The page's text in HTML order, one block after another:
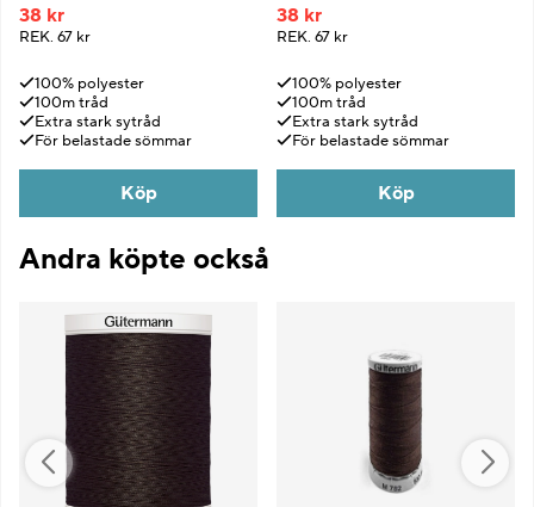
38 kr
REK. 67 kr
100% polyester
100m tråd
Extra stark sytråd
För belastade sömmar
Köp
38 kr
REK. 67 kr
100% polyester
100m tråd
Extra stark sytråd
För belastade sömmar
Köp
Andra köpte också